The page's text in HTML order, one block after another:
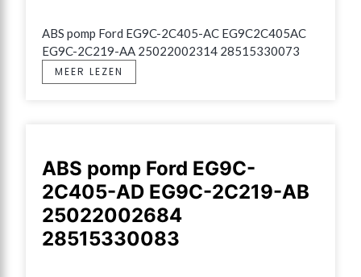
ABS pomp Ford EG9C-2C405-AC EG9C2C405AC
EG9C-2C219-AA 25022002314 28515330073
MEER LEZEN
ABS pomp Ford EG9C-
2C405-AD EG9C-2C219-AB
25022002684
28515330083